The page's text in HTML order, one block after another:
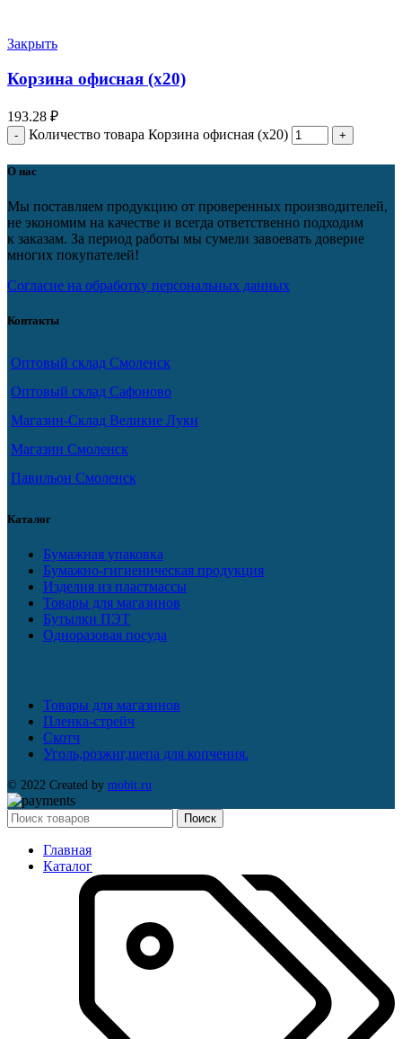
Закрыть
Корзина офисная (х20)
193.28 ₽
Количество товара Корзина офисная (х20)
О нас
Мы поставляем продукцию от проверенных производителей,
не экономим на качестве и всегда ответственно подходим
к заказам. За период работы мы сумели завоевать доверие
многих покупателей!
Согласие на обработку персональных данных
Контакты
Оптовый склад Смоленск
Оптовый склад Сафоново
Магазин-Склад Великие Луки
Магазин Смоленск
Павильон Смоленск
Каталог
Бумажная упаковка
Бумажно-гигиеническая продукция
Изделия из пластмассы
Товары для магазинов
Бутылки ПЭТ
Одноразовая посуда
Товары для магазинов
Пленка-стрейч
Скотч
Уголь,розжиг,щепа для копчения.
© 2022 Created by mobit.ru
Поиск
Главная
Каталог